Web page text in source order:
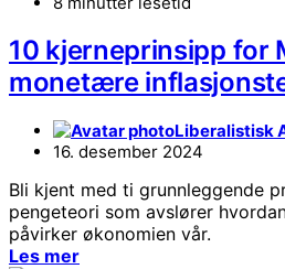
10 kjerneprinsipp for
monetære
Liberalistisk
16. desember 2024
Bli kjent med ti grunnleggende
pengeteori som avslører
påvirker økonomien vår.
Les mer